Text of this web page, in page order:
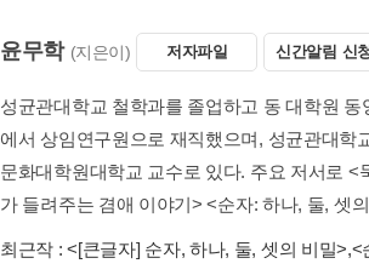
윤무학 (지은이) 저자파일 신간알림 신
성균관대학교 철학과를 졸업하고 동 대학원
에서 상임연구원으로 재직했으며, 성균관대학
문화대학원대학교 교수로 있다. 주요 저서로
가 들려주는 겸애 이야기> <순자: 하나, 둘, 셋
최근작 :<[큰글자] 순자, 하나, 둘, 셋의 비밀>,<